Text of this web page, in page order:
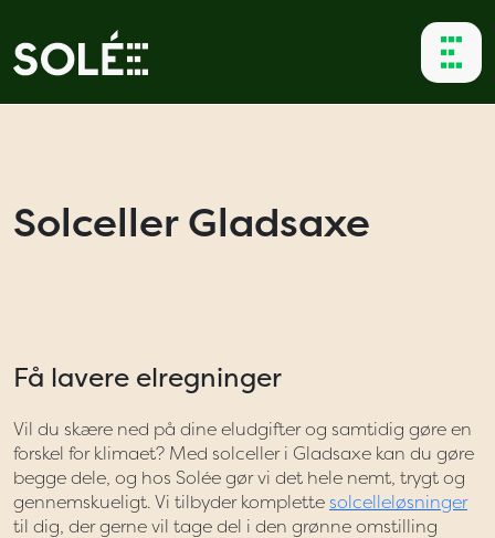
Solceller Gladsaxe
Få lavere elregninger
Vil du skære ned på dine eludgifter og samtidig gøre en
forskel for klimaet? Med solceller i Gladsaxe kan du gøre
begge dele, og hos Solée gør vi det hele nemt, trygt og
gennemskueligt. Vi tilbyder komplette solcelleløsninger
til dig, der gerne vil tage del i den grønne omstilling